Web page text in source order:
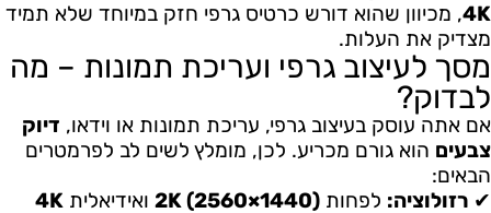
4K, מכיוון שהוא דורש כרטיס גרפי חזק במיוחד שלא תמיד
מצדיק את העלות.
מסך לעיצוב גרפי ועריכת תמונות – מה
לבדוק?
אם אתה עוסק בעיצוב גרפי, עריכת תמונות או וידאו, דיוק
צבעים הוא גורם מכריע. לכן, מומלץ לשים לב לפרמטרים
הבאים:
✔ רזולוציה: לפחות 2K (2560×1440) ואידיאלית 4K